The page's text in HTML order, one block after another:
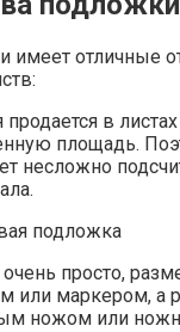
имеет отличные
продается в
площадь.
несложно
очень просто,
или маркером, а
ножом или